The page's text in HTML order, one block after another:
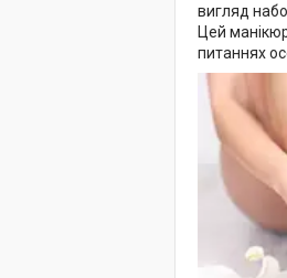
вигляд
Цей
питаннях